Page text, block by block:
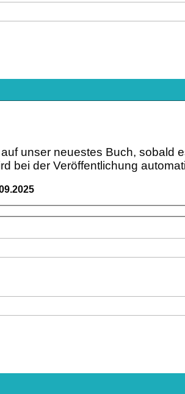
unser neuestes Buch, sobald
bei der Veröffentlichung